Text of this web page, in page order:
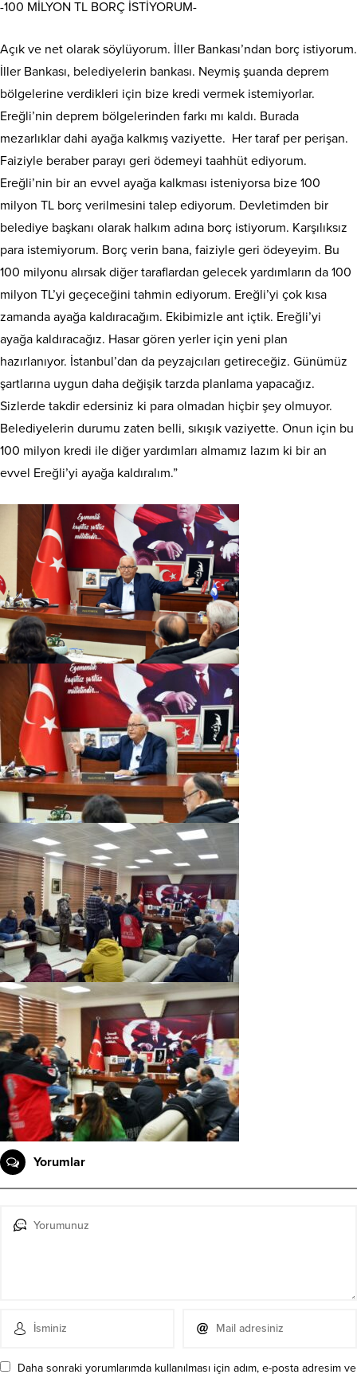
-100 MİLYON TL BORÇ İSTİYORUM-
Açık ve net olarak söylüyorum. İller Bankası’ndan borç istiyorum.
İller Bankası, belediyelerin bankası. Neymiş şuanda deprem
bölgelerine verdikleri için bize kredi vermek istemiyorlar.
Ereğli’nin deprem bölgelerinden farkı mı kaldı. Burada
mezarlıklar dahi ayağa kalkmış vaziyette. Her taraf per perişan.
Faiziyle beraber parayı geri ödemeyi taahhüt ediyorum.
Ereğli’nin bir an evvel ayağa kalkması isteniyorsa bize 100
milyon TL borç verilmesini talep ediyorum. Devletimden bir
belediye başkanı olarak halkım adına borç istiyorum. Karşılıksız
para istemiyorum. Borç verin bana, faiziyle geri ödeyeyim. Bu
100 milyonu alırsak diğer taraflardan gelecek yardımların da 100
milyon TL’yi geçeceğini tahmin ediyorum. Ereğli’yi çok kısa
zamanda ayağa kaldıracağım. Ekibimizle ant içtik. Ereğli’yi
ayağa kaldıracağız. Hasar gören yerler için yeni plan
hazırlanıyor. İstanbul’dan da peyzajcıları getireceğiz. Günümüz
şartlarına uygun daha değişik tarzda planlama yapacağız.
Sizlerde takdir edersiniz ki para olmadan hiçbir şey olmuyor.
Belediyelerin durumu zaten belli, sıkışık vaziyette. Onun için bu
100 milyon kredi ile diğer yardımları almamız lazım ki bir an
evvel Ereğli’yi ayağa kaldıralım.”
Yorumlar
Daha sonraki yorumlarımda kullanılması için adım, e-posta adresim ve